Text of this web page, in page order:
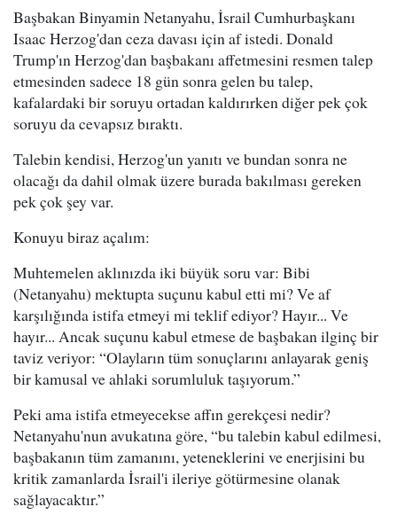
Başbakan Binyamin Netanyahu, İsrail Cumhurbaşkanı
Isaac Herzog'dan ceza davası için af istedi. Donald
Trump'ın Herzog'dan başbakanı affetmesini resmen talep
etmesinden sadece 18 gün sonra gelen bu talep,
kafalardaki bir soruyu ortadan kaldırırken diğer pek çok
soruyu da cevapsız bıraktı.
Talebin kendisi, Herzog'un yanıtı ve bundan sonra ne
olacağı da dahil olmak üzere burada bakılması gereken
pek çok şey var.
Konuyu biraz açalım:
Muhtemelen aklınızda iki büyük soru var: Bibi
(Netanyahu) mektupta suçunu kabul etti mi? Ve af
karşılığında istifa etmeyi mi teklif ediyor? Hayır... Ve
hayır... Ancak suçunu kabul etmese de başbakan ilginç bir
taviz veriyor: “Olayların tüm sonuçlarını anlayarak geniş
bir kamusal ve ahlaki sorumluluk taşıyorum.”
Peki ama istifa etmeyecekse affın gerekçesi nedir?
Netanyahu'nun avukatına göre, “bu talebin kabul edilmesi,
başbakanın tüm zamanını, yeteneklerini ve enerjisini bu
kritik zamanlarda İsrail'i ileriye götürmesine olanak
sağlayacaktır.”